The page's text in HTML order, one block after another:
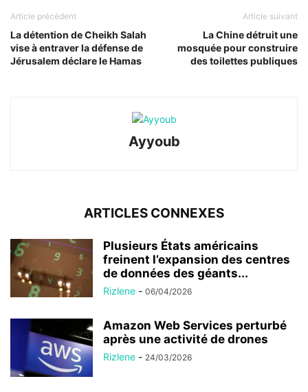
Article précédent
La détention de Cheikh Salah
vise à entraver la défense de
Jérusalem déclare le Hamas
Article suivant
La Chine détruit une
mosquée pour construire
des toilettes publiques
Ayyoub
ARTICLES CONNEXES
Plusieurs États américains
freinent l’expansion des centres
de données des géants...
Rizlene - 06/04/2026
Amazon Web Services perturbé
après une activité de drones
Rizlene - 24/03/2026